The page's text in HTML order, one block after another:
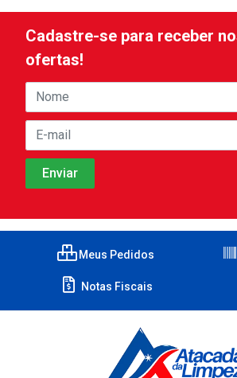
Cadastre-se para receber
ofertas!
Meus Pedidos
Notas Fiscais